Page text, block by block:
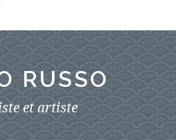
RUSSO
et artiste